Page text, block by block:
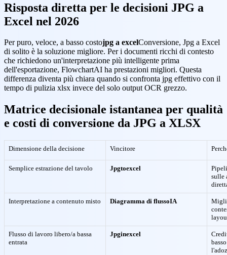
Risposta diretta per le decisioni JPG a
Excel nel 2026
Per puro, veloce, a basso costojpg a excelConversione, Jpg a Excel
di solito è la soluzione migliore. Per i documenti ricchi di contesto
che richiedono un'interpretazione più intelligente prima
dell'esportazione, FlowchartAI ha prestazioni migliori. Questa
differenza diventa più chiara quando si confronta jpg effettivo con il
tempo di pulizia xlsx invece del solo output OCR grezzo.
Matrice decisionale istantanea per qualità
e costi di conversione da JPG a XLSX
Dimensione della decisione Vincitore
Semplice estrazione del tavolo Jpgtoexcel
sulle
Interpretazione a contenuto misto Diagramma di flussoIA
Flusso di lavoro libero/a bassa
entrata
Jpginexcel